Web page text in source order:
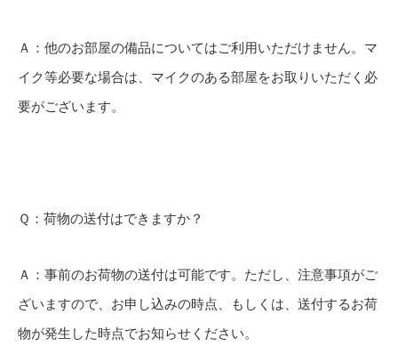
Ａ：他のお部屋の備品についてはご利用いただけません。マ
イク等必要な場合は、マイクのある部屋をお取りいただく必
要がございます。
Ｑ：荷物の送付はできますか？
Ａ：事前のお荷物の送付は可能です。ただし、注意事項がご
ざいますので、お申し込みの時点、もしくは、送付するお荷
物が発生した時点でお知らせください。